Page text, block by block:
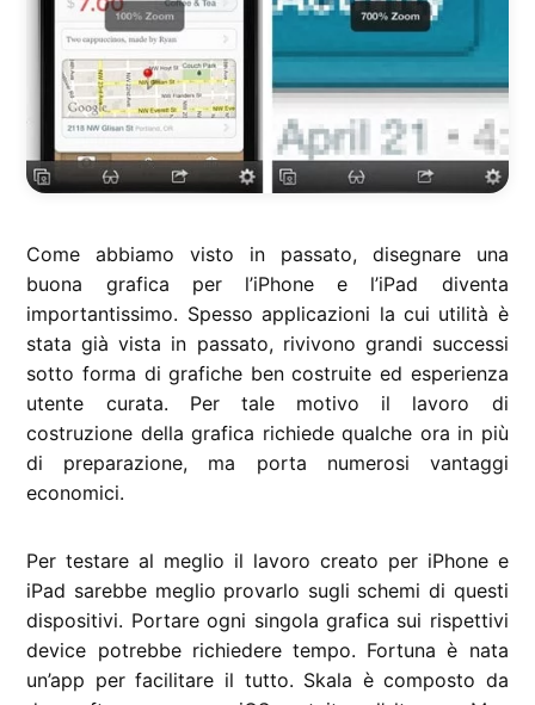
Come abbiamo visto in passato, disegnare una
buona grafica per l’iPhone e l’iPad diventa
importantissimo. Spesso applicazioni la cui utilità è
stata già vista in passato, rivivono grandi successi
sotto forma di grafiche ben costruite ed esperienza
utente curata. Per tale motivo il lavoro di
costruzione della grafica richiede qualche ora in più
di preparazione, ma porta numerosi vantaggi
economici.
Per testare al meglio il lavoro creato per iPhone e
iPad sarebbe meglio provarlo sugli schemi di questi
dispositivi. Portare ogni singola grafica sui rispettivi
device potrebbe richiedere tempo. Fortuna è nata
un’app per facilitare il tutto. Skala è composto da